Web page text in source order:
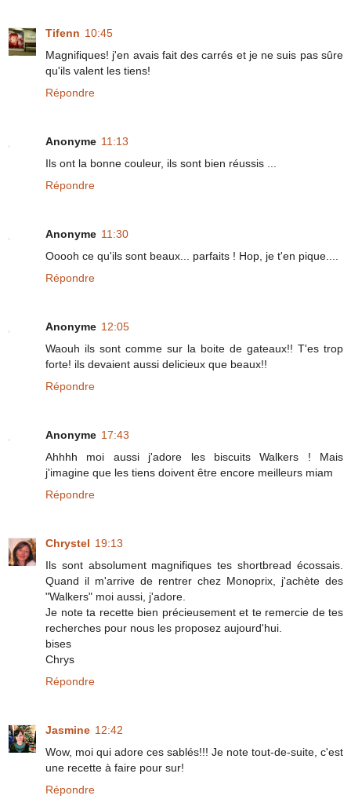
Tifenn 10:45
Magnifiques! j'en avais fait des carrés et je ne suis pas sûre
qu'ils valent les tiens!
Répondre
Anonyme 11:13
Ils ont la bonne couleur, ils sont bien réussis ...
Répondre
Anonyme 11:30
Ooooh ce qu'ils sont beaux... parfaits ! Hop, je t'en pique....
Répondre
Anonyme 12:05
Waouh ils sont comme sur la boite de gateaux!! T'es trop
forte! ils devaient aussi delicieux que beaux!!
Répondre
Anonyme 17:43
Ahhhh moi aussi j'adore les biscuits Walkers ! Mais
j'imagine que les tiens doivent être encore meilleurs miam
Répondre
Chrystel 19:13
Ils sont absolument magnifiques tes shortbread écossais.
Quand il m'arrive de rentrer chez Monoprix, j'achète des
"Walkers" moi aussi, j'adore.
Je note ta recette bien précieusement et te remercie de tes
recherches pour nous les proposez aujourd'hui.
bises
Chrys
Répondre
Jasmine 12:42
Wow, moi qui adore ces sablés!!! Je note tout-de-suite, c'est
une recette à faire pour sur!
Répondre